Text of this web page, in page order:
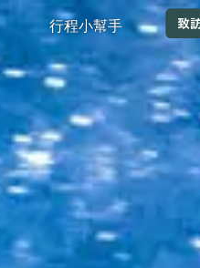
行程小幫手